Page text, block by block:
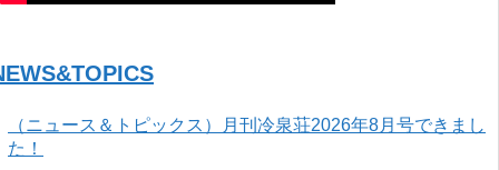
（ニュース＆トピックス）月刊冷泉荘2026年8月号できまし
た！